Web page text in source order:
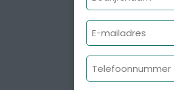
E-
mailadres